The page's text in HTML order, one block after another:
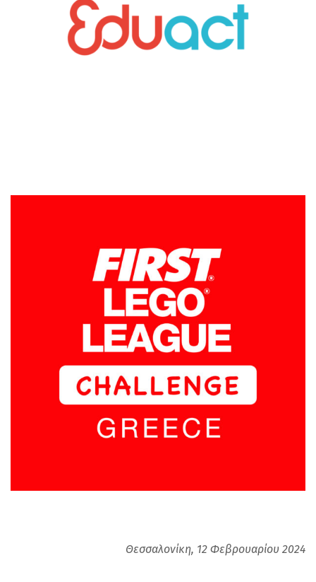
Θεσσαλονίκη, 12 Φεβρουαρίου 2024